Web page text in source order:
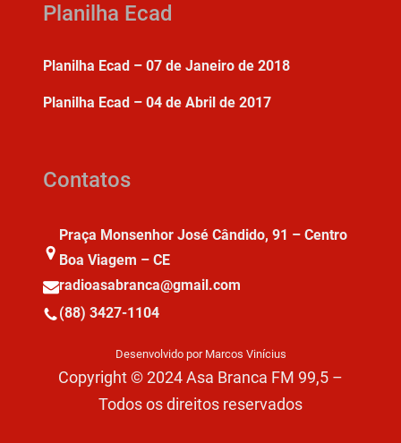
Planilha Ecad
Planilha Ecad – 07 de Janeiro de 2018
Planilha Ecad – 04 de Abril de 2017
Contatos
Praça Monsenhor José Cândido, 91 – Centro
Boa Viagem – CE
radioasabranca@gmail.com
(88) 3427-1104
Desenvolvido por Marcos Vinícius
Copyright © 2024 Asa Branca FM 99,5 –
Todos os direitos reservados